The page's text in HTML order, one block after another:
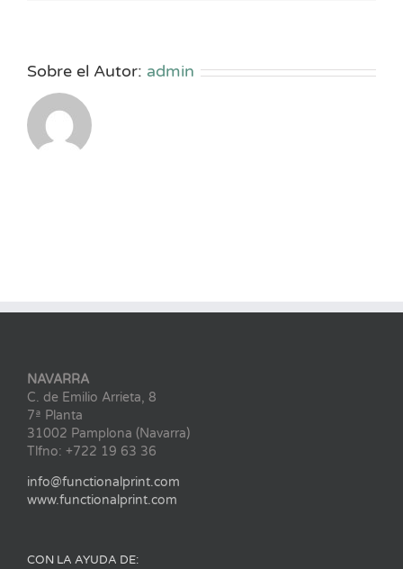
Sobre el Autor: admin
NAVARRA
C. de Emilio Arrieta, 8
7ª Planta
31002 Pamplona (Navarra)
Tlfno: +722 19 63 36
info@functionalprint.com
www.functionalprint.com
CON LA AYUDA DE: